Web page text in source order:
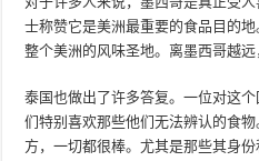
士称赞它是美洲最重要的食品目的
整个美洲的风味圣地。离墨西哥越
泰国也做出了许多答复。一位对这
们特别喜欢那些他们无法辨认的食
方，一切都很棒。尤其是那些其身